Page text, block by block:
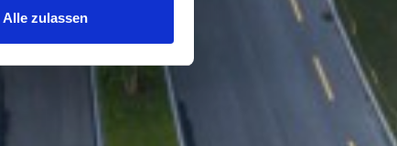
Alle zulassen